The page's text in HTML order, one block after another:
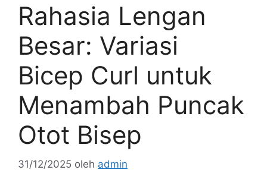
Rahasia Lengan
Besar: Variasi
Bicep Curl untuk
Menambah Puncak
Otot Bisep
31/12/2025 oleh admin